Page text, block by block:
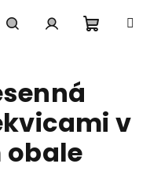
v
obale